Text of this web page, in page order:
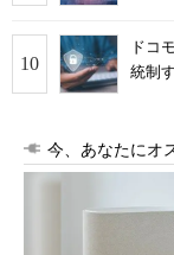
ドコ
統制
今、あなたにオ